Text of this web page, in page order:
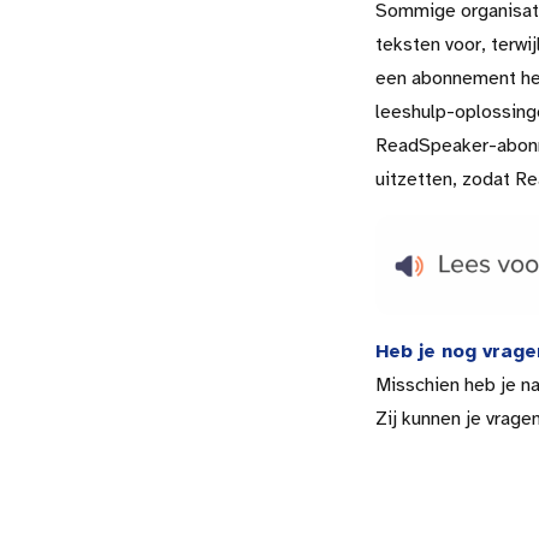
Sommige
teksten voor,
een abonnement
leeshulp-
ReadSpeaker-
uitzetten, zodat
Heb je nog
Misschien heb je
Zij kunnen je